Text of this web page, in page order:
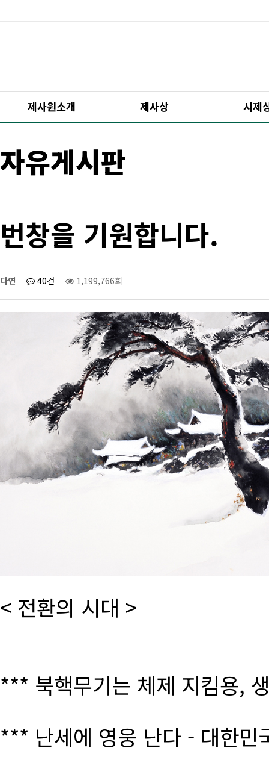
제사원소개 제사상 시제
자유게시판
번창을 기원합니다.
다연 40건 1,199,766회
< 전환의 시대 >
*** 북핵무기는 체제 지킴용,
*** 난세에 영웅 난다 - 대한